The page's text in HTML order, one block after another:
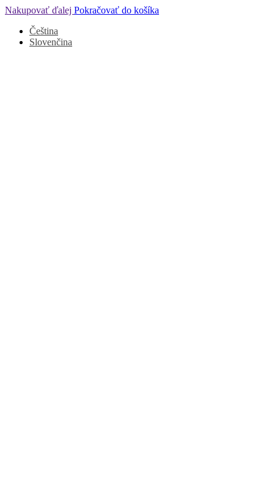
Nakupovať ďalej Pokračovať do košíka
Čeština
Slovenčina